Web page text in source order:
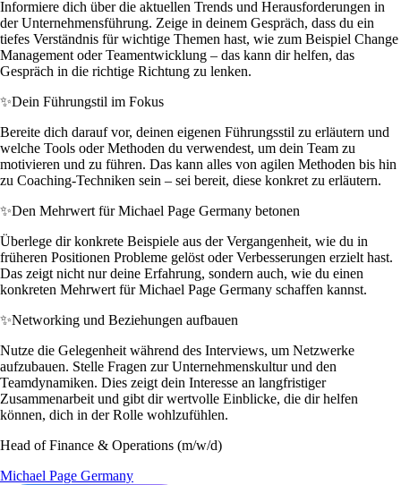
Informiere dich über die aktuellen Trends und Herausforderungen in
der Unternehmensführung. Zeige in deinem Gespräch, dass du ein
tiefes Verständnis für wichtige Themen hast, wie zum Beispiel Change
Management oder Teamentwicklung – das kann dir helfen, das
Gespräch in die richtige Richtung zu lenken.
✨Dein Führungstil im Fokus
Bereite dich darauf vor, deinen eigenen Führungsstil zu erläutern und
welche Tools oder Methoden du verwendest, um dein Team zu
motivieren und zu führen. Das kann alles von agilen Methoden bis hin
zu Coaching-Techniken sein – sei bereit, diese konkret zu erläutern.
✨Den Mehrwert für Michael Page Germany betonen
Überlege dir konkrete Beispiele aus der Vergangenheit, wie du in
früheren Positionen Probleme gelöst oder Verbesserungen erzielt hast.
Das zeigt nicht nur deine Erfahrung, sondern auch, wie du einen
konkreten Mehrwert für Michael Page Germany schaffen kannst.
✨Networking und Beziehungen aufbauen
Nutze die Gelegenheit während des Interviews, um Netzwerke
aufzubauen. Stelle Fragen zur Unternehmenskultur und den
Teamdynamiken. Dies zeigt dein Interesse an langfristiger
Zusammenarbeit und gibt dir wertvolle Einblicke, die dir helfen
können, dich in der Rolle wohlzufühlen.
Head of Finance & Operations (m/w/d)
Michael Page Germany